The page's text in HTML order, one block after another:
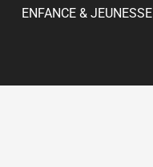
ENFANCE & JEUNESSE